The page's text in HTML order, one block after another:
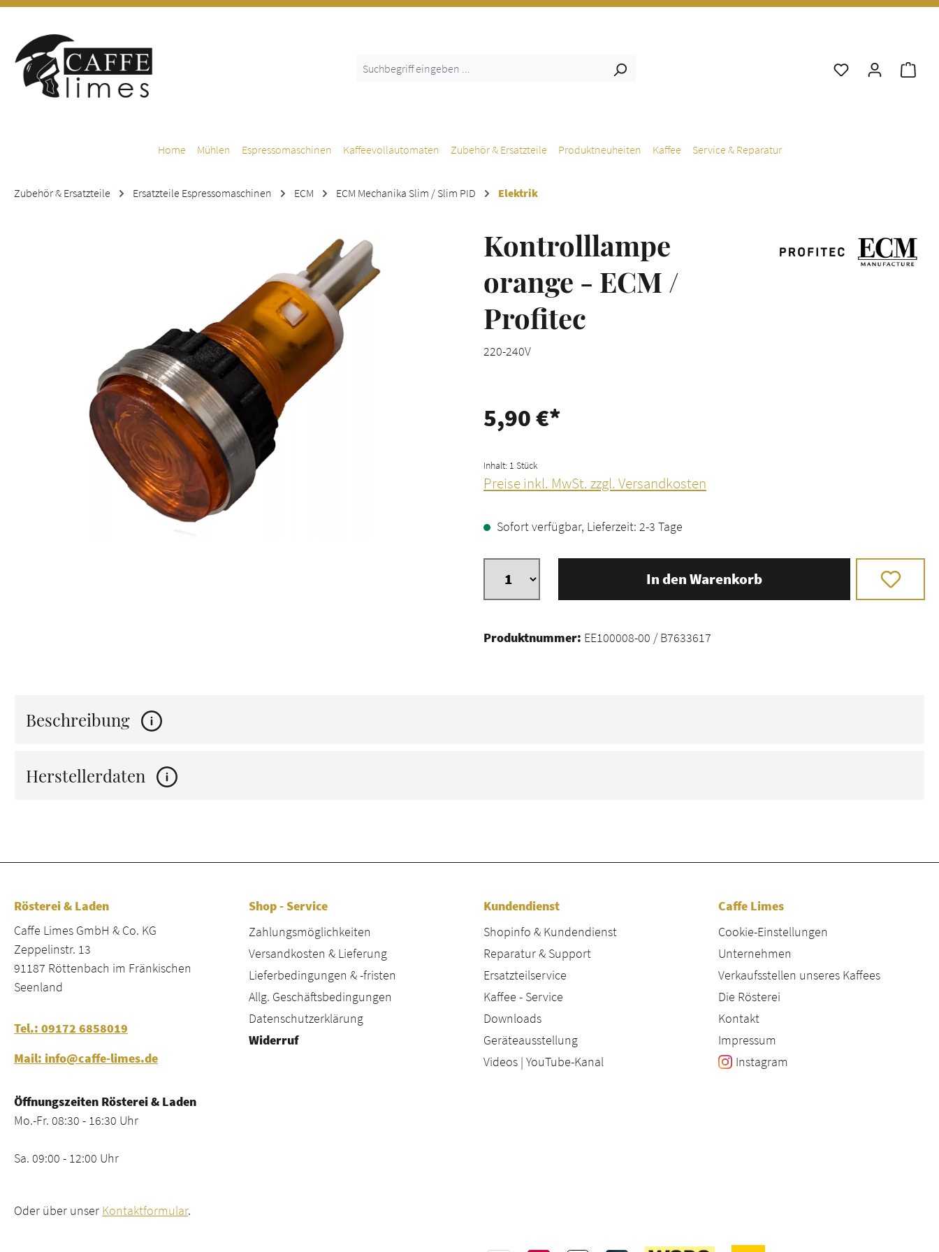
Home Mühlen Espressomaschinen Kaffeevollautomaten Zubehör & Ersatzteile Produktneuheiten Kaffee Service & Reparatur
Zubehör & Ersatzteile Ersatzteile Espressomaschinen ECM ECM Mechanika Slim / Slim PID Elektrik
Kontrolllampe
orange - ECM /
Profitec
220-240V
5,90 €*
Inhalt: 1 Stück
Preise inkl. MwSt. zzgl. Versandkosten
Sofort verfügbar, Lieferzeit: 2-3 Tage
In den Warenkorb
Produktnummer: EE100008-00 / B7633617
Beschreibung
Herstellerdaten
Rösterei & Laden
Caffe Limes GmbH & Co. KG
Zeppelinstr. 13
91187 Röttenbach im Fränkischen
Seenland
Tel.: 09172 6858019
Mail: info@caffe-limes.de
Öffnungszeiten Rösterei & Laden
Mo.-Fr. 08:30 - 16:30 Uhr
Sa. 09:00 - 12:00 Uhr
Oder über unser Kontaktformular.
Shop - Service
Zahlungsmöglichkeiten
Versandkosten & Lieferung
Lieferbedingungen & -fristen
Allg. Geschäftsbedingungen
Datenschutzerklärung
Widerruf
Kundendienst
Shopinfo & Kundendienst
Reparatur & Support
Ersatzteilservice
Kaffee - Service
Downloads
Geräteausstellung
Videos | YouTube-Kanal
Caffe Limes
Cookie-Einstellungen
Unternehmen
Verkaufsstellen unseres Kaffees
Die Rösterei
Kontakt
Impressum
Instagram